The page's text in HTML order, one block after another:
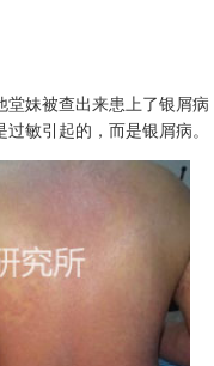
妹被查出来患上了银屑病
敏引起的，而是银屑病。